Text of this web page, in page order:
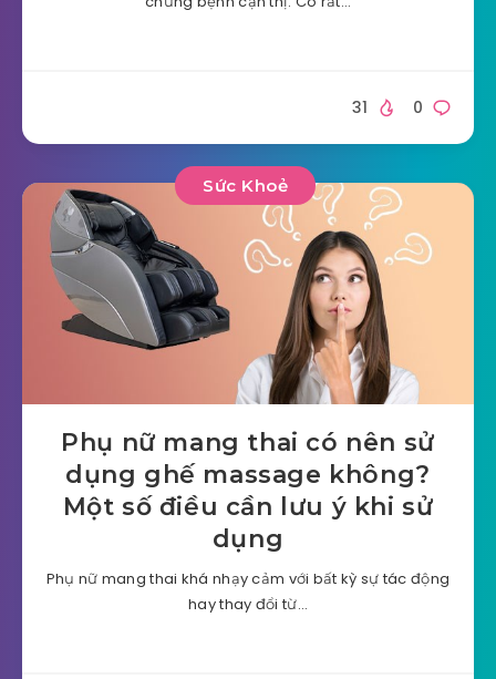
0
31
Sức Khoẻ
Phụ nữ mang thai có nên sử
dụng ghế massage không?
Một số điều cần lưu ý khi sử
dụng
Phụ nữ mang thai khá nhạy cảm với bất kỳ sự tác động
hay thay đổi từ…